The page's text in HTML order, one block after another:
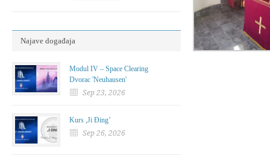
Najave događaja
Modul IV – Space Clearing
Dvorac 'Neuhausen'
Sep 23, 2026
Kurs ,Ji Đing’
Sep 26, 2026